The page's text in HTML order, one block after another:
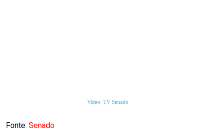
Video: TV Senado
Fonte: Senado